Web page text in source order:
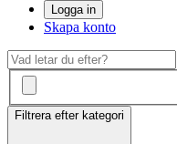
Logga in
Skapa konto
Filtrera efter kategori